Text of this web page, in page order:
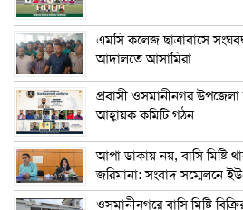
এম‌সি কলেজ ছাত্রাবাসে
আদালতে আসামিরা
প্রবাসী ওসমানীনগর
আহ্বায়ক কমিটি গঠন
আপা ডাকায় নয়, বাসি মিষ্টি
জরিমানা: সংবাদ সম্মেলনে
ওসমানীনগরে বাসি মিষ্টি